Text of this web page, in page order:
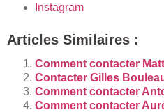
Instagram
Articles Similaires :
Comment contacter
Contacter Gilles
Comment contacter
Comment contacter